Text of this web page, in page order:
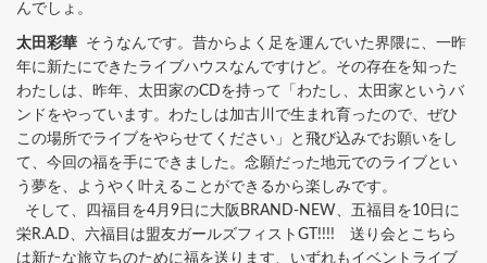
んでしょ。
太田彩華 そうなんです。昔からよく足を運んでいた界隈に、一昨
年に新たにできたライブハウスなんですけど。その存在を知った
わたしは、昨年、太田家のCDを持って「わたし、太田家というバ
ンドをやっています。わたしは加古川で生まれ育ったので、ぜひ
この場所でライブをやらせてください」と飛び込みでお願いをし
て、今回の福を手にできました。念願だった地元でのライブとい
う夢を、ようやく叶えることができるから楽しみです。
そして、四福目を4月9日に大阪BRAND-NEW、五福目を10日に
栄R.A.D、六福目は盟友ガールズフィストGT!!!! 送り会とこちら
は新たな旅立ちのために福を送ります、いずれもイベントライブ